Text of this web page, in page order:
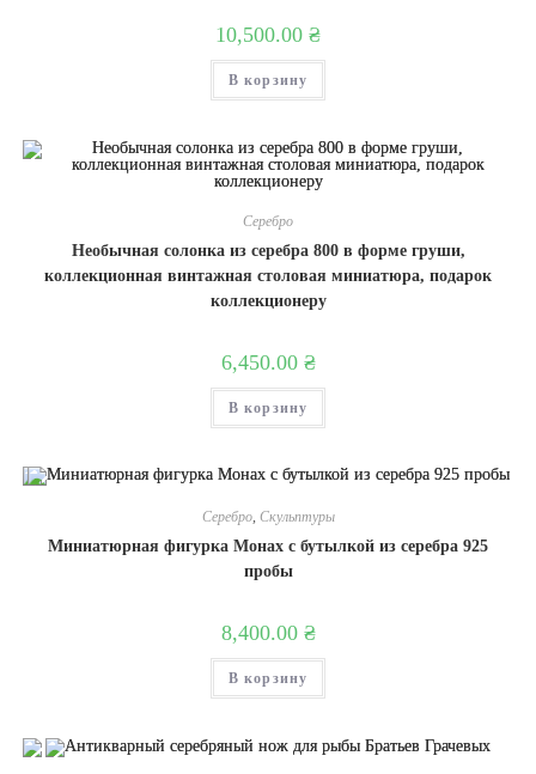
10,500.00 ₴
В корзину
Серебро
Необычная солонка из серебра 800 в форме груши,
коллекционная винтажная столовая миниатюра, подарок
коллекционеру
6,450.00 ₴
В корзину
Серебро, Скульптуры
Миниатюрная фигурка Монах с бутылкой из серебра 925
пробы
8,400.00 ₴
В корзину